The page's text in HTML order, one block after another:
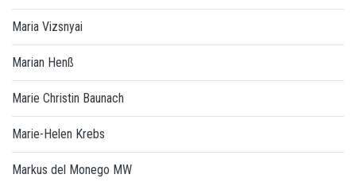
Maria Vizsnyai
Marian Henß
Marie Christin Baunach
Marie-Helen Krebs
Markus del Monego MW